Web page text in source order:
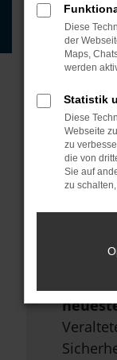
Starte
Das
Stelle
und
Diese
der
Maps,
werden
Statistik
Diese
Webseite
zu
die von
Sie auf
zu